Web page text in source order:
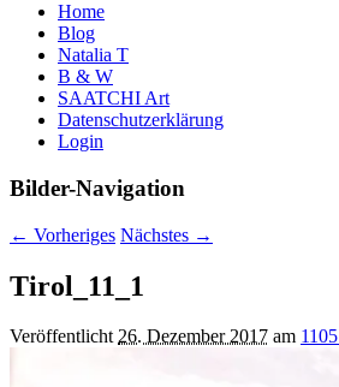
Home
Blog
Natalia T
B & W
SAATCHI Art
Datenschutzerklärung
Login
Bilder-Navigation
← Vorheriges Nächstes →
Tirol_11_1
Veröffentlicht26. Dezember 2017 am